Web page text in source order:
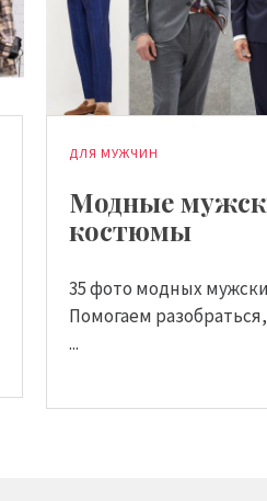
ДЛЯ МУЖЧИН
Модные
костюмы
35 фото модных
Помогаем
...